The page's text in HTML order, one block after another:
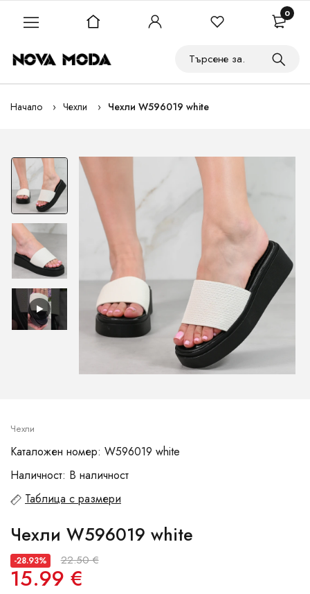
Начало Чехли Чехли W596019 white
Чехли
Каталожен номер: W596019 white
Наличност: В наличност
Таблица с размери
Чехли W596019 white
-28.93% 22.50 €
15.99 €
0